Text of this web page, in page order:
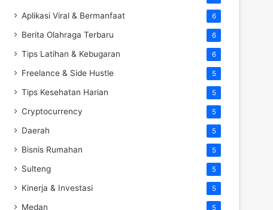
Aplikasi Viral & Bermanfaat 6
Berita Olahraga Terbaru 6
Tips Latihan & Kebugaran 6
Freelance & Side Hustle 5
Tips Kesehatan Harian 5
Cryptocurrency 5
Daerah 5
Bisnis Rumahan 5
Sulteng 5
Kinerja & Investasi 5
Medan 5